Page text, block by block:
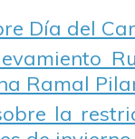
Día del
Ramal
la